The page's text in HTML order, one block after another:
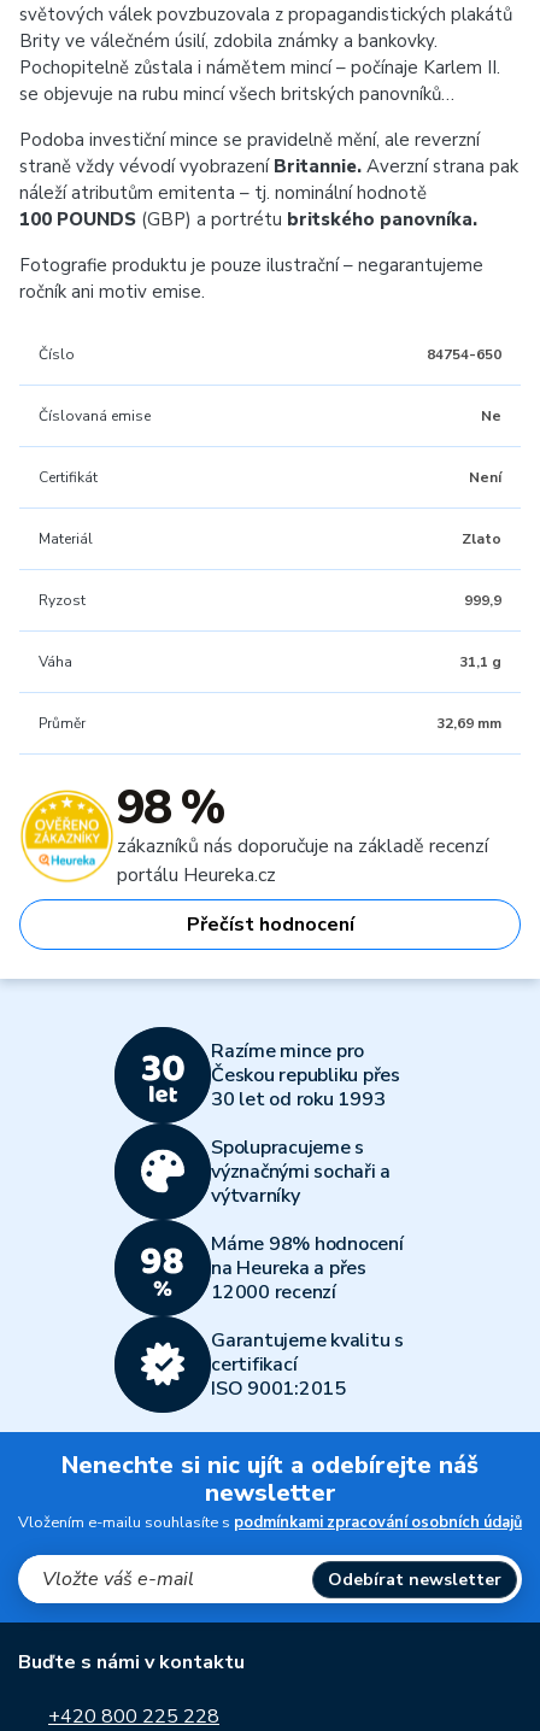
světových válek povzbuzovala z propagandistických plakátů
Brity ve válečném úsilí, zdobila známky a bankovky.
Pochopitelně zůstala i námětem mincí – počínaje Karlem II.
se objevuje na rubu mincí všech britských panovníků…
Podoba investiční mince se pravidelně mění, ale reverzní
straně vždy vévodí vyobrazení Britannie. Averzní strana pak
náleží atributům emitenta – tj. nominální hodnotě
100 POUNDS (GBP) a portrétu britského panovníka.
Fotografie produktu je pouze ilustrační – negarantujeme
ročník ani motiv emise.
Číslo 84754-650
Číslovaná emise Ne
Certifikát Není
Materiál Zlato
Ryzost 999,9
Váha 31,1 g
Průměr 32,69 mm
98 %
zákazníků nás doporučuje na základě recenzí
portálu Heureka.cz
Přečíst hodnocení
Razíme mince pro
Českou republiku přes
30 let od roku 1993
Spolupracujeme s
význačnými sochaři a
výtvarníky
Máme 98% hodnocení
na Heureka a přes
12000 recenzí
Garantujeme kvalitu s
certifikací
ISO 9001:2015
Nenechte si nic ujít a odebírejte náš
newsletter
Vložením e-mailu souhlasíte s podmínkami zpracování osobních údajů
Odebírat newsletter
Buďte s námi v kontaktu
+420 800 225 228